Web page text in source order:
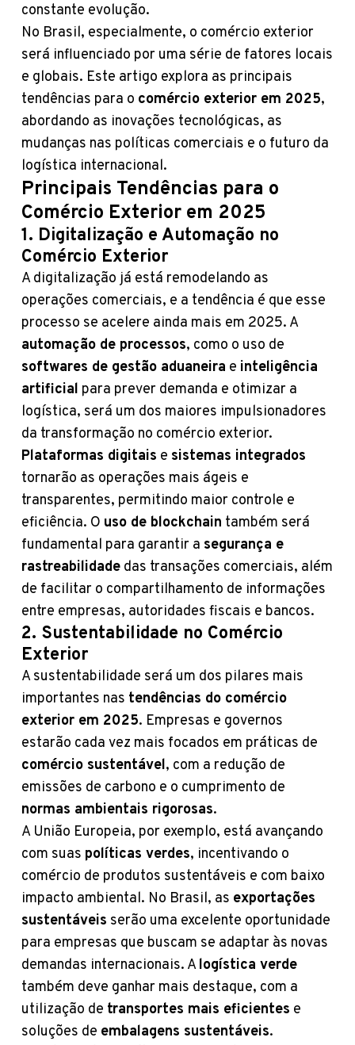
constante evolução.
No Brasil, especialmente, o comércio exterior
será influenciado por uma série de fatores locais
e globais. Este artigo explora as principais
tendências para o comércio exterior em 2025,
abordando as inovações tecnológicas, as
mudanças nas políticas comerciais e o futuro da
logística internacional.
Principais Tendências para o
Comércio Exterior em 2025
1. Digitalização e Automação no
Comércio Exterior
A digitalização já está remodelando as
operações comerciais, e a tendência é que esse
processo se acelere ainda mais em 2025. A
automação de processos, como o uso de
softwares de gestão aduaneira e inteligência
artificial para prever demanda e otimizar a
logística, será um dos maiores impulsionadores
da transformação no comércio exterior.
Plataformas digitais e sistemas integrados
tornarão as operações mais ágeis e
transparentes, permitindo maior controle e
eficiência. O uso de blockchain também será
fundamental para garantir a segurança e
rastreabilidade das transações comerciais, além
de facilitar o compartilhamento de informações
entre empresas, autoridades fiscais e bancos.
2. Sustentabilidade no Comércio
Exterior
A sustentabilidade será um dos pilares mais
importantes nas tendências do comércio
exterior em 2025. Empresas e governos
estarão cada vez mais focados em práticas de
comércio sustentável, com a redução de
emissões de carbono e o cumprimento de
normas ambientais rigorosas.
A União Europeia, por exemplo, está avançando
com suas políticas verdes, incentivando o
comércio de produtos sustentáveis e com baixo
impacto ambiental. No Brasil, as exportações
sustentáveis serão uma excelente oportunidade
para empresas que buscam se adaptar às novas
demandas internacionais. Alogística verde
também deve ganhar mais destaque, com a
utilização de transportes mais eficientes e
soluções de embalagens sustentáveis.